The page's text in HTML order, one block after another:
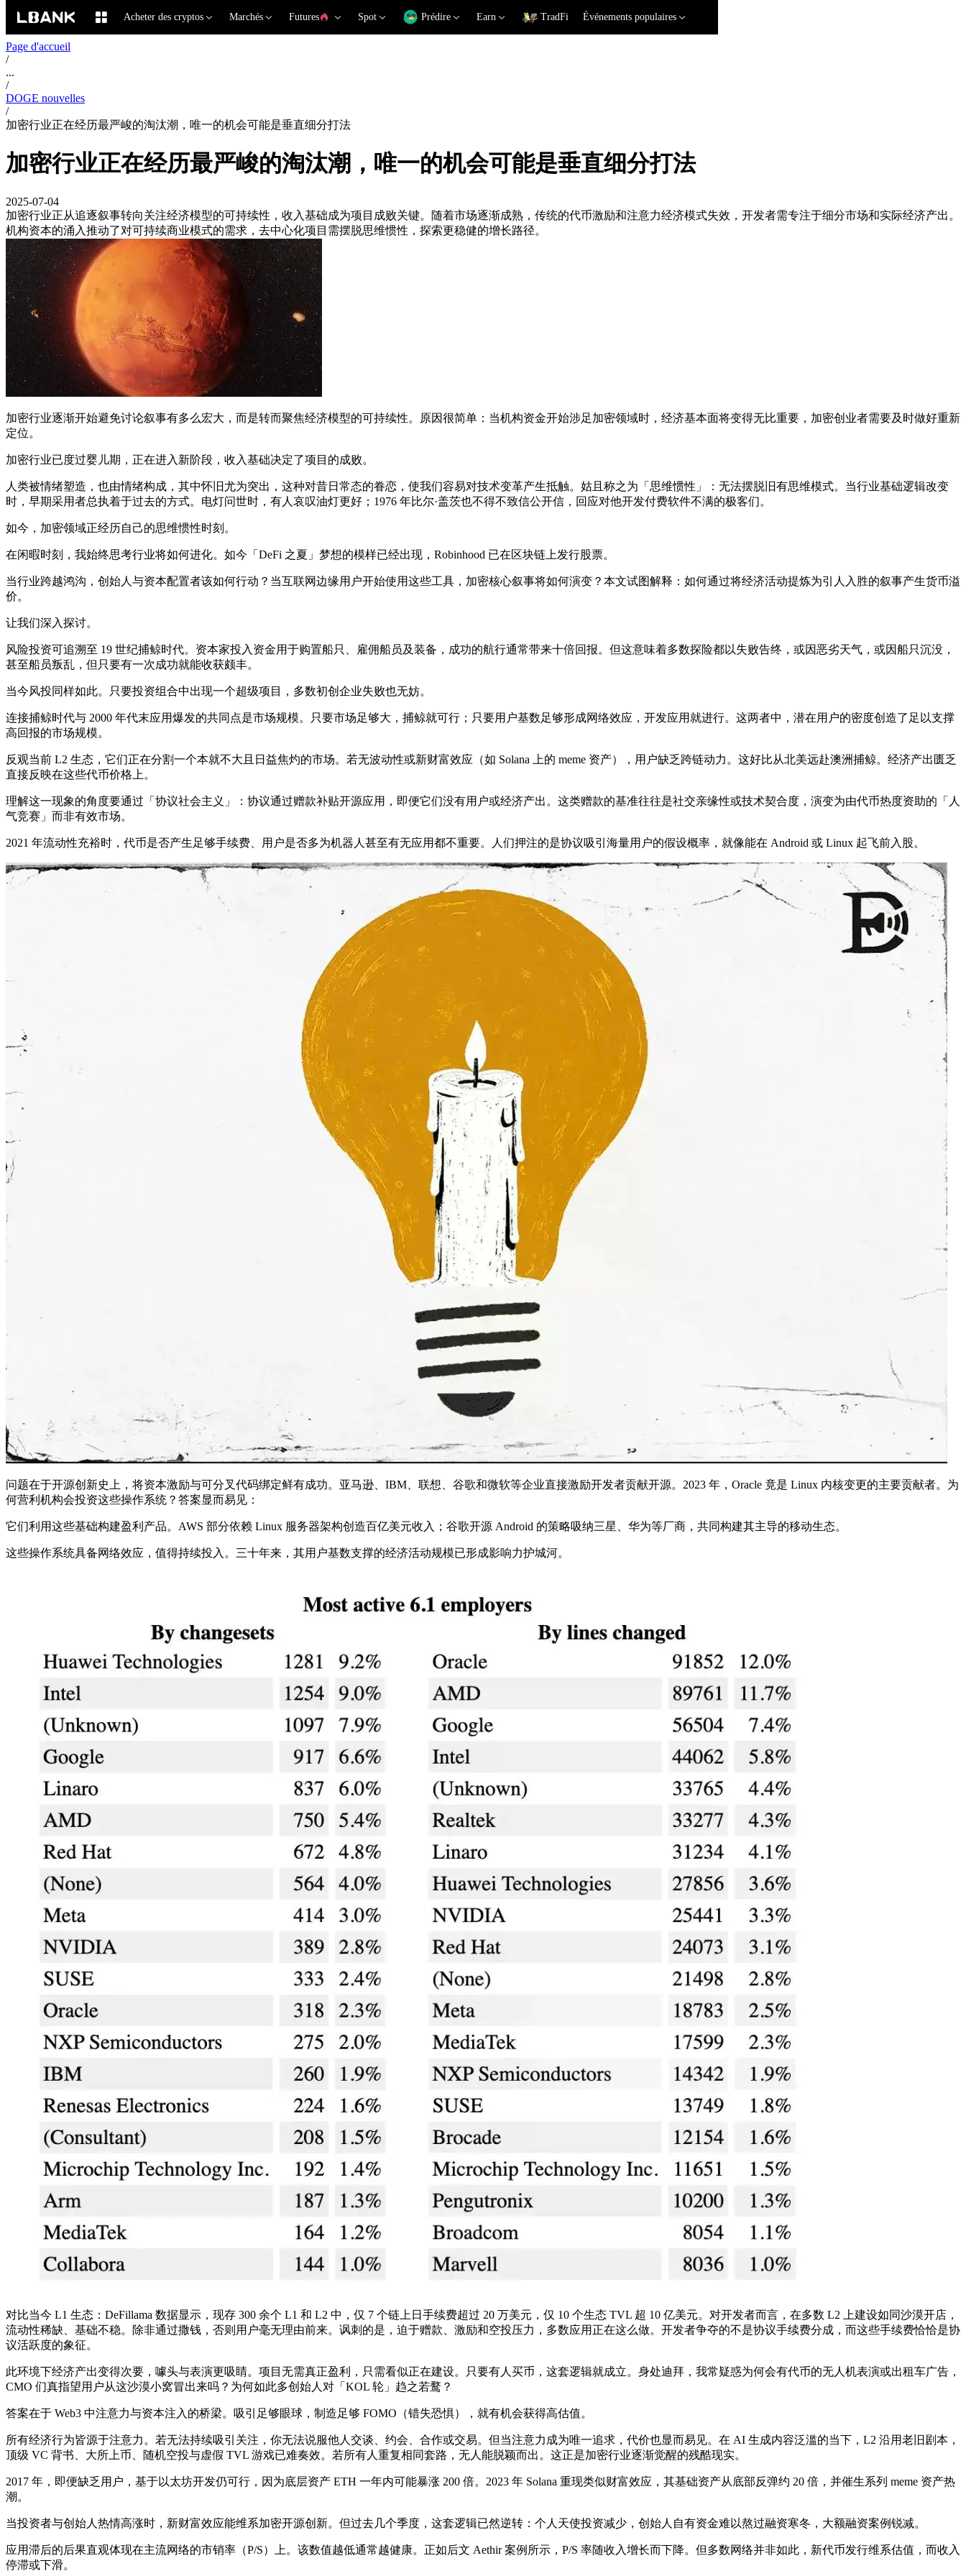
Acheter des cryptos Marchés Futures Spot Prédire Earn TradFi Événements populaires
Page d'accueil
/
...
/
DOGE nouvelles
/
加密行业正在经历最严峻的淘汰潮，唯一的机会可能是垂直细分打法
加密行业正在经历最严峻的淘汰潮，唯一的机会可能是垂直细分打法
2025-07-04
加密行业正从追逐叙事转向关注经济模型的可持续性，收入基础成为项目成败关键。随着市场逐渐成熟，传统的代币激励和注意力经济模式失效，开发者需专注于细分市场和实际经济产出。
机构资本的涌入推动了对可持续商业模式的需求，去中心化项目需摆脱思维惯性，探索更稳健的增长路径。
加密行业逐渐开始避免讨论叙事有多么宏大，而是转而聚焦经济模型的可持续性。原因很简单：当机构资金开始涉足加密领域时，经济基本面将变得无比重要，加密创业者需要及时做好重新
定位。
加密行业已度过婴儿期，正在进入新阶段，收入基础决定了项目的成败。
人类被情绪塑造，也由情绪构成，其中怀旧尤为突出，这种对昔日常态的眷恋，使我们容易对技术变革产生抵触。姑且称之为「思维惯性」：无法摆脱旧有思维模式。当行业基础逻辑改变
时，早期采用者总执着于过去的方式。电灯问世时，有人哀叹油灯更好；1976 年比尔·盖茨也不得不致信公开信，回应对他开发付费软件不满的极客们。
如今，加密领域正经历自己的思维惯性时刻。
在闲暇时刻，我始终思考行业将如何进化。如今「DeFi 之夏」梦想的模样已经出现，Robinhood 已在区块链上发行股票。
当行业跨越鸿沟，创始人与资本配置者该如何行动？当互联网边缘用户开始使用这些工具，加密核心叙事将如何演变？本文试图解释：如何通过将经济活动提炼为引人入胜的叙事产生货币溢
价。
让我们深入探讨。
风险投资可追溯至 19 世纪捕鲸时代。资本家投入资金用于购置船只、雇佣船员及装备，成功的航行通常带来十倍回报。但这意味着多数探险都以失败告终，或因恶劣天气，或因船只沉没，
甚至船员叛乱，但只要有一次成功就能收获颇丰。
当今风投同样如此。只要投资组合中出现一个超级项目，多数初创企业失败也无妨。
连接捕鲸时代与 2000 年代末应用爆发的共同点是市场规模。只要市场足够大，捕鲸就可行；只要用户基数足够形成网络效应，开发应用就进行。这两者中，潜在用户的密度创造了足以支撑
高回报的市场规模。
反观当前 L2 生态，它们正在分割一个本就不大且日益焦灼的市场。若无波动性或新财富效应（如 Solana 上的 meme 资产），用户缺乏跨链动力。这好比从北美远赴澳洲捕鲸。经济产出匮乏
直接反映在这些代币价格上。
理解这一现象的角度要通过「协议社会主义」：协议通过赠款补贴开源应用，即便它们没有用户或经济产出。这类赠款的基准往往是社交亲缘性或技术契合度，演变为由代币热度资助的「人
气竞赛」而非有效市场。
2021 年流动性充裕时，代币是否产生足够手续费、用户是否多为机器人甚至有无应用都不重要。人们押注的是协议吸引海量用户的假设概率，就像能在 Android 或 Linux 起飞前入股。
问题在于开源创新史上，将资本激励与可分叉代码绑定鲜有成功。亚马逊、IBM、联想、谷歌和微软等企业直接激励开发者贡献开源。2023 年，Oracle 竟是 Linux 内核变更的主要贡献者。为
何营利机构会投资这些操作系统？答案显而易见：
它们利用这些基础构建盈利产品。AWS 部分依赖 Linux 服务器架构创造百亿美元收入；谷歌开源 Android 的策略吸纳三星、华为等厂商，共同构建其主导的移动生态。
这些操作系统具备网络效应，值得持续投入。三十年来，其用户基数支撑的经济活动规模已形成影响力护城河。
对比当今 L1 生态：DeFillama 数据显示，现存 300 余个 L1 和 L2 中，仅 7 个链上日手续费超过 20 万美元，仅 10 个生态 TVL 超 10 亿美元。对开发者而言，在多数 L2 上建设如同沙漠开店，
流动性稀缺、基础不稳。除非通过撒钱，否则用户毫无理由前来。讽刺的是，迫于赠款、激励和空投压力，多数应用正在这么做。开发者争夺的不是协议手续费分成，而这些手续费恰恰是协
议活跃度的象征。
此环境下经济产出变得次要，噱头与表演更吸睛。项目无需真正盈利，只需看似正在建设。只要有人买币，这套逻辑就成立。身处迪拜，我常疑惑为何会有代币的无人机表演或出租车广告，
CMO 们真指望用户从这沙漠小窝冒出来吗？为何如此多创始人对「KOL 轮」趋之若鹜？
答案在于 Web3 中注意力与资本注入的桥梁。吸引足够眼球，制造足够 FOMO（错失恐惧），就有机会获得高估值。
所有经济行为皆源于注意力。若无法持续吸引关注，你无法说服他人交谈、约会、合作或交易。但当注意力成为唯一追求，代价也显而易见。在 AI 生成内容泛滥的当下，L2 沿用老旧剧本，
顶级 VC 背书、大所上币、随机空投与虚假 TVL 游戏已难奏效。若所有人重复相同套路，无人能脱颖而出。这正是加密行业逐渐觉醒的残酷现实。
2017 年，即便缺乏用户，基于以太坊开发仍可行，因为底层资产 ETH 一年内可能暴涨 200 倍。2023 年 Solana 重现类似财富效应，其基础资产从底部反弹约 20 倍，并催生系列 meme 资产热
潮。
当投资者与创始人热情高涨时，新财富效应能维系加密开源创新。但过去几个季度，这套逻辑已然逆转：个人天使投资减少，创始人自有资金难以熬过融资寒冬，大额融资案例锐减。
应用滞后的后果直观体现在主流网络的市销率（P/S）上。该数值越低通常越健康。正如后文 Aethir 案例所示，P/S 率随收入增长而下降。但多数网络并非如此，新代币发行维系估值，而收入
停滞或下滑。